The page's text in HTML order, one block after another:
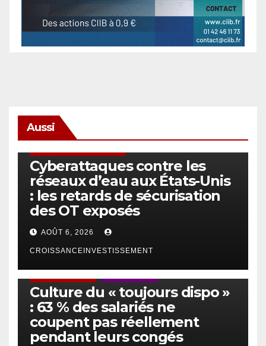
Aussi
Cyberattaques contre les
réseaux d’eau aux États-Unis
: les retards de sécurisation
des OT exposés
AOÛT 6, 2026
CROISSANCEINVESTISSEMENT
Culture du « toujours dispo »
: 63 % des salariés ne
coupent pas réellement
pendant leurs congés